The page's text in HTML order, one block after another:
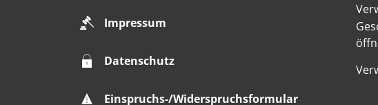
Impressum
Datenschutz
Einspruchs-/Widerspruchsformular